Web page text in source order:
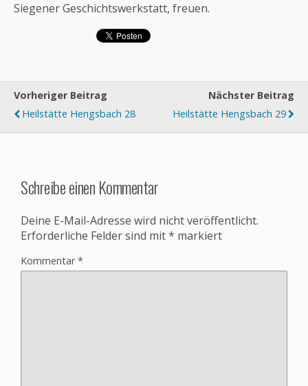
Siegener Geschichtswerkstatt, freuen.
Vorheriger Beitrag
Heilstätte Hengsbach 28
Nächster Beitrag
Heilstätte Hengsbach 29
Schreibe einen Kommentar
Deine E-Mail-Adresse wird nicht veröffentlicht.
Erforderliche Felder sind mit* markiert
Kommentar*